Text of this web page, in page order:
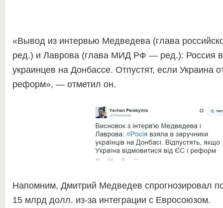
«Вывод из интервью Медведева (глава
ред.) и Лаврова (глава МИД РФ — ред.): Россия
украинцев на Донбассе. Отпустят, если Украина
реформ», — отметил он.
Напомним, Дмитрий Медведев спрогнозировал
15 млрд долл. из-за интеграции с Евросоюзом.